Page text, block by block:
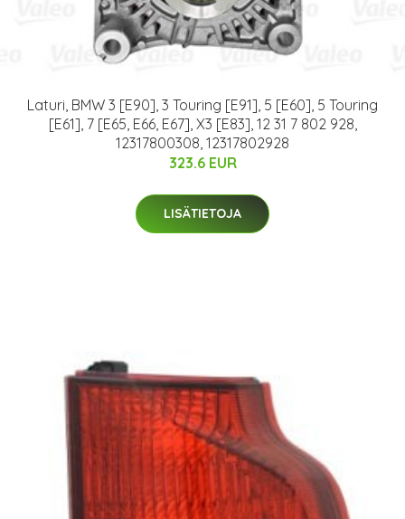
Laturi, BMW 3 [E90], 3 Touring [E91], 5 [E60], 5 Touring
[E61], 7 [E65, E66, E67], X3 [E83], 12 31 7 802 928,
12317800308, 12317802928
323.6 EUR
LISÄTIETOJA